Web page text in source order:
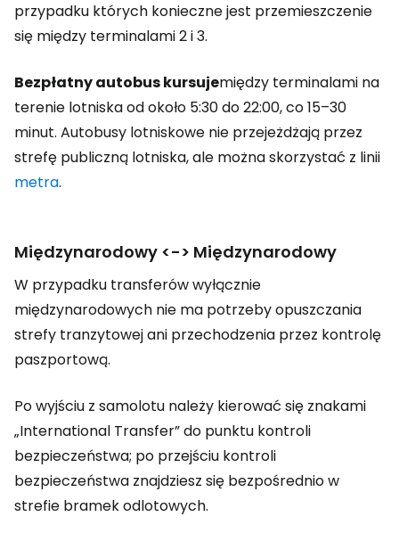
przypadku których konieczne jest przemieszczenie
się między terminalami 2 i 3.
Bezpłatny autobus kursujemiędzy terminalami na
terenie lotniska od około 5:30 do 22:00, co 15–30
minut. Autobusy lotniskowe nie przejeżdżają przez
strefę publiczną lotniska, ale można skorzystać z linii
metra.
Międzynarodowy <-> Międzynarodowy
W przypadku transferów wyłącznie
międzynarodowych nie ma potrzeby opuszczania
strefy tranzytowej ani przechodzenia przez kontrolę
paszportową.
Po wyjściu z samolotu należy kierować się znakami
„International Transfer” do punktu kontroli
bezpieczeństwa; po przejściu kontroli
bezpieczeństwa znajdziesz się bezpośrednio w
strefie bramek odlotowych.